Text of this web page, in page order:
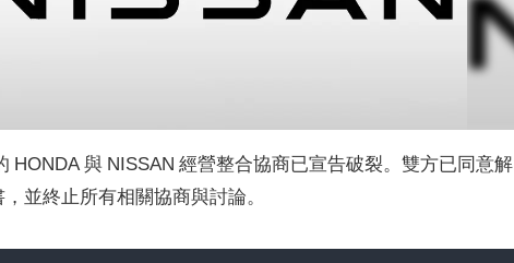
HONDA 與 NISSAN 經營整合協商已宣告破裂。雙方已同意解
並終止所有相關協商與討論。